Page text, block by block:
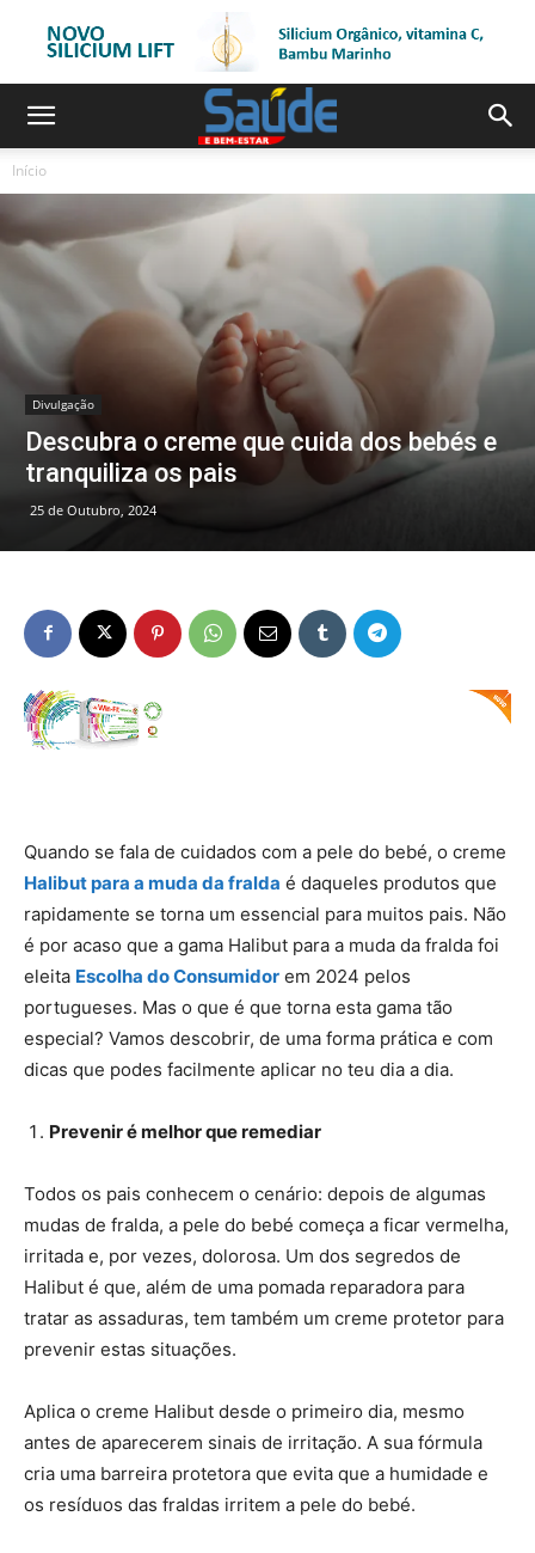
Início
Divulgação
Descubra o creme que cuida dos bebés e
tranquiliza os pais
25 de Outubro, 2024
Quando se fala de cuidados com a pele do bebé, o creme
Halibut para a muda da fralda é daqueles produtos que
rapidamente se torna um essencial para muitos pais. Não
é por acaso que a gama Halibut para a muda da fralda foi
eleita Escolha do Consumidor em 2024 pelos
portugueses. Mas o que é que torna esta gama tão
especial? Vamos descobrir, de uma forma prática e com
dicas que podes facilmente aplicar no teu dia a dia.
Prevenir é melhor que remediar
Todos os pais conhecem o cenário: depois de algumas
mudas de fralda, a pele do bebé começa a ficar vermelha,
irritada e, por vezes, dolorosa. Um dos segredos de
Halibut é que, além de uma pomada reparadora para
tratar as assaduras, tem também um creme protetor para
prevenir estas situações.
Aplica o creme Halibut desde o primeiro dia, mesmo
antes de aparecerem sinais de irritação. A sua fórmula
cria uma barreira protetora que evita que a humidade e
os resíduos das fraldas irritem a pele do bebé.